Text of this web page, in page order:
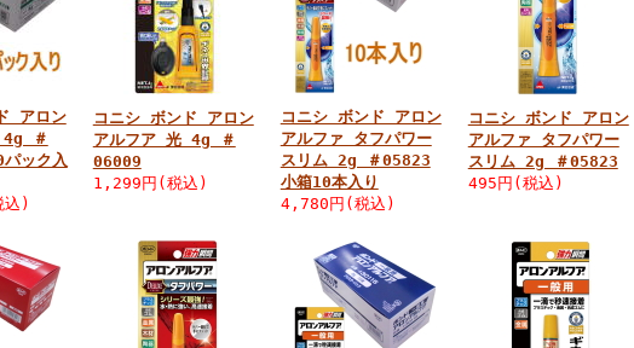
アロン
4g ＃
ック入
)
コニシ ボンド アロン
アルフア 光 4g ＃
06009
1,299円(税込)
コニシ ボンド アロン
アルファ タフパワー
スリム 2g ＃05823
小箱10本入り
4,780円(税込)
コニシ ボンド アロン
アルファ タフパワー
スリム 2g ＃05823
495円(税込)